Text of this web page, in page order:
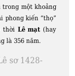
một khoảng
kiến “thọ”
thời Lê mạt(hay
là 356 năm.
sơ 1428-